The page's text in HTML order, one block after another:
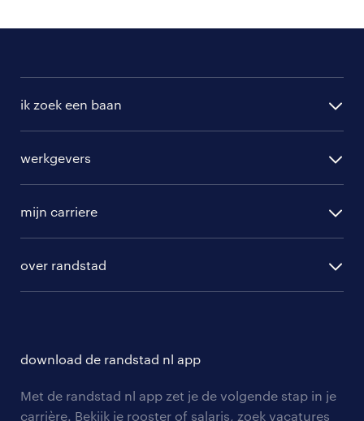
ik zoek een baan
randstad professional
randstad digital
werkgevers
hr-diensten
branches
tarieven
personeel gezocht
mijn carriere
solliciteren
blogs en artikelen
over randstad
onze vestigingen
download de randstad nl app
Met de randstad nl app zet je de volgende stap in je
carrière. Bekijk je rooster of salaris, zoek vacatures